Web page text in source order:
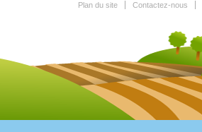
Plan du site Contactez-nous